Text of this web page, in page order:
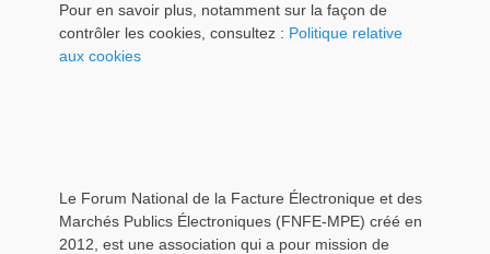
Pour en savoir plus, notamment sur la façon de
contrôler les cookies, consultez : Politique relative
aux cookies
Le Forum National de la Facture Électronique et des
Marchés Publics Électroniques (FNFE-MPE) créé en
2012, est une association qui a pour mission de